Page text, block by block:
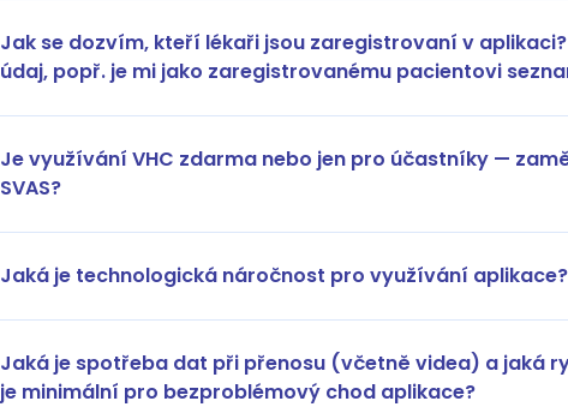
Jak se dozvím, kteří lékaři jsou zaregistrovaní v
údaj, popř. je mi jako zaregistrovanému pacientovi
Je využívání VHC zdarma nebo jen pro účastníky —
SVAS?
Jaká je technologická náročnost pro využívání aplikace?
Jaká je spotřeba dat při přenosu (včetně videa) a jaká
je minimální pro bezproblémový chod aplikace?